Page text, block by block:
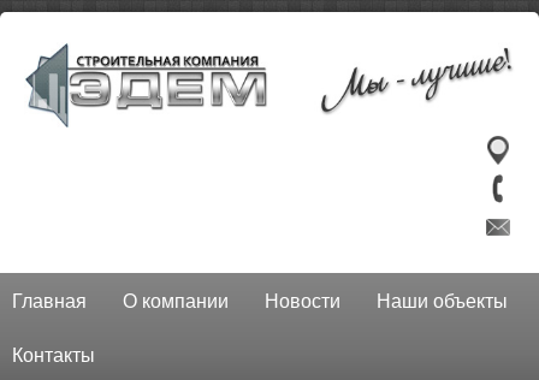
Главная О компании Новости
Наши объекты
Контакты